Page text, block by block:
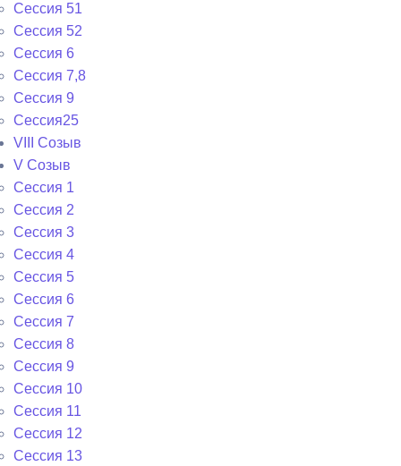
Сессия 51
Сессия 52
Сессия 6
Сессия 7,8
Сессия 9
Сессия25
VIII Созыв
V Созыв
Сессия 1
Сессия 2
Сессия 3
Сессия 4
Сессия 5
Сессия 6
Сессия 7
Сессия 8
Сессия 9
Сессия 10
Сессия 11
Сессия 12
Сессия 13